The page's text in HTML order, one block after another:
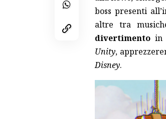
boss presenti
altre tra
divertimento in
Unity,
Disney.